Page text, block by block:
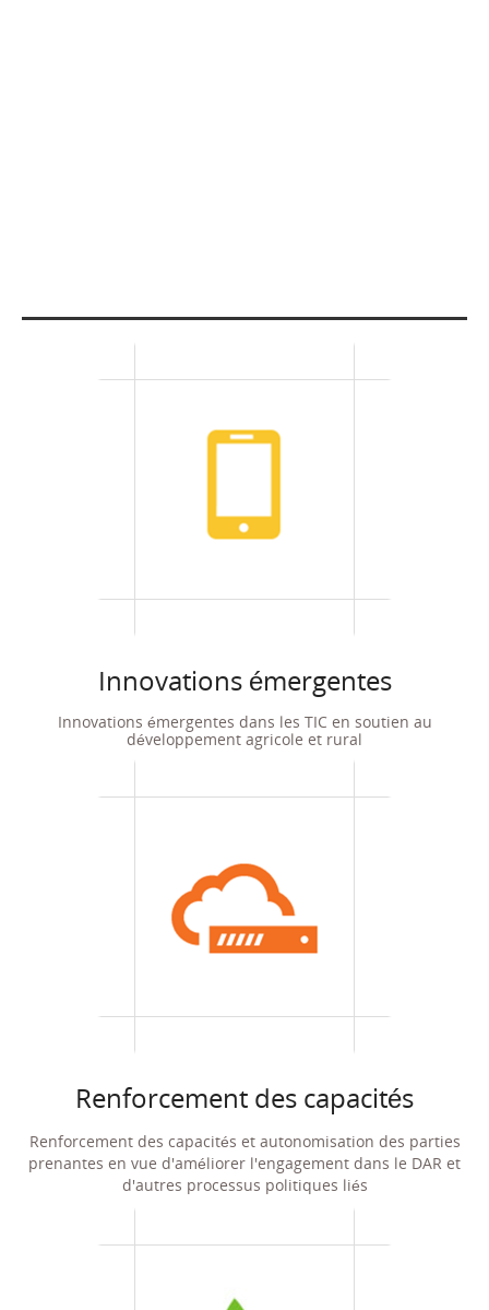
Innovations émergentes
Innovations émergentes dans les TIC en soutien au
développement agricole et rural
Renforcement des capacités
Renforcement des capacités et autonomisation des parties
prenantes en vue d'améliorer l'engagement dans le DAR et
d'autres processus politiques liés